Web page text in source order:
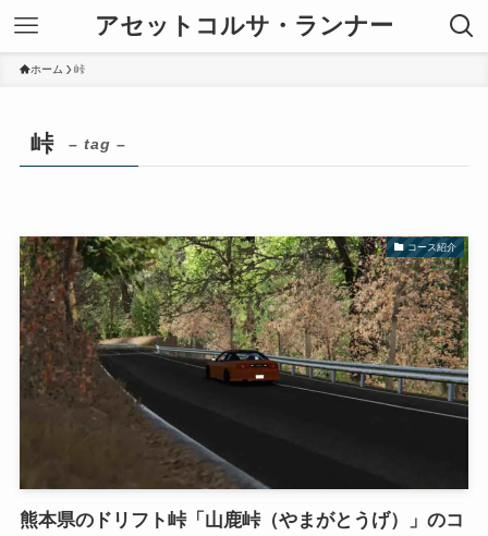
アセットコルサ・ランナー
ホーム 峠
峠 – tag –
コース紹介
熊本県のドリフト峠「山鹿峠（やまがとうげ）」のコ